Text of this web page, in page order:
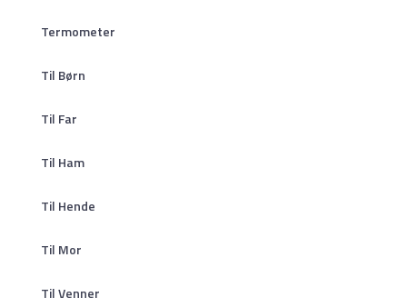
Termometer
Til Børn
Til Far
Til Ham
Til Hende
Til Mor
Til Venner